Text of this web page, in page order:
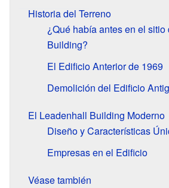
Historia del Terreno
¿Qué había antes en el
Building?
El Edificio Anterior de 1969
Demolición del Edificio
El Leadenhall Building Moderno
Diseño y Características
Empresas en el Edificio
Véase también